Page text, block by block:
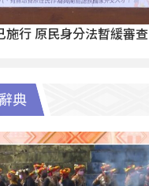
施行 原民身分法暫緩審查
典